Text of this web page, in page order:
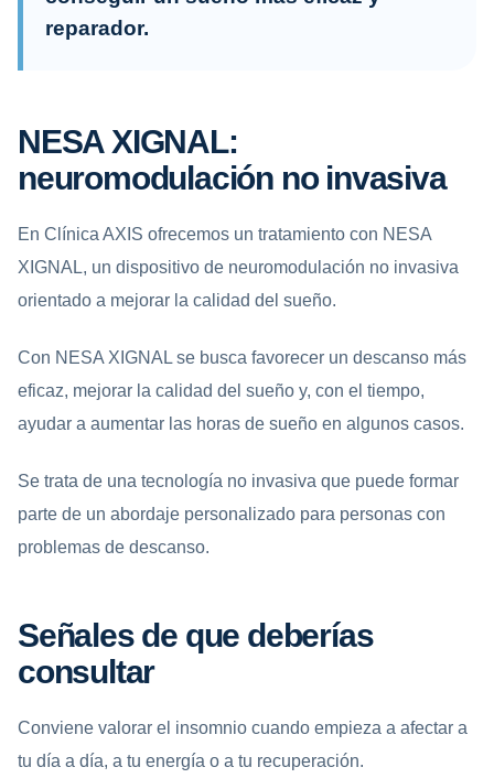
reparador.
NESA XIGNAL:
neuromodulación no invasiva
En Clínica AXIS ofrecemos un tratamiento con NESA
XIGNAL, un dispositivo de neuromodulación no invasiva
orientado a mejorar la calidad del sueño.
Con NESA XIGNAL se busca favorecer un descanso más
eficaz, mejorar la calidad del sueño y, con el tiempo,
ayudar a aumentar las horas de sueño en algunos casos.
Se trata de una tecnología no invasiva que puede formar
parte de un abordaje personalizado para personas con
problemas de descanso.
Señales de que deberías
consultar
Conviene valorar el insomnio cuando empieza a afectar a
tu día a día, a tu energía o a tu recuperación.